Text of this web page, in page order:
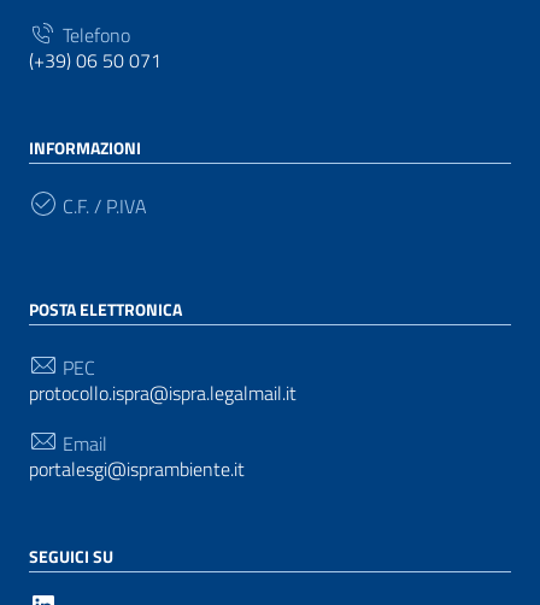
Telefono
(+39) 06 50 071
INFORMAZIONI
C.F. / P.IVA
POSTA ELETTRONICA
PEC
protocollo.ispra@ispra.legalmail.it
Email
portalesgi@isprambiente.it
SEGUICI SU